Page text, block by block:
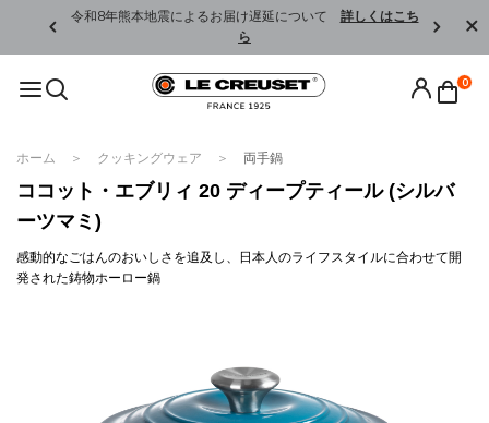
令和8年熊本地震によるお届け遅延について 詳しくはこち
ら
0
ホーム クッキングウェア 両手鍋
ココット・エブリィ 20 ディープティール (シルバ
ーツマミ)
感動的なごはんのおいしさを追及し、日本人のライフスタイルに合わせて開
発された鋳物ホーロー鍋